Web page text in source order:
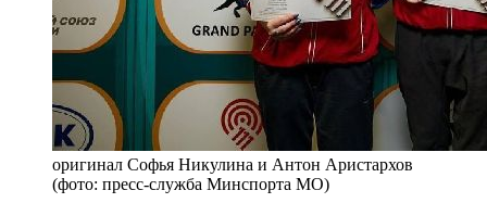
оригинал Софья Никулина и Антон Аристархов
(фото: пресс-служба Минспорта МО)